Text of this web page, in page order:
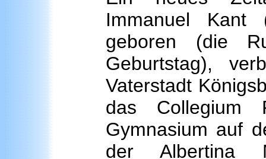
Immanuel Kant
geboren (die
Geburtstag),
Vaterstadt
das Collegium
Gymnasium auf
der Albertina